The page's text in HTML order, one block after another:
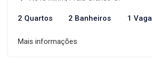
2 Quartos 2 Banheiros 1 Vaga
Mais informações